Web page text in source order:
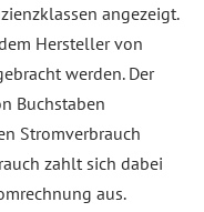
angezeigt.
Hersteller von
werden. Der
Buchstaben
Stromverbrauch
zahlt sich dabei
aus.